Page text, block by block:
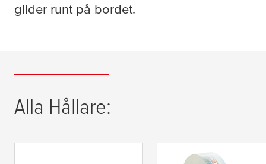
glider runt på bordet.
Alla Hållare: